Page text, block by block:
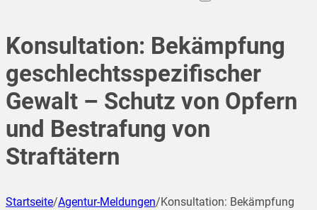
Konsultation: Bekämpfung
geschlechtsspezifischer
Gewalt – Schutz von Opfern
und Bestrafung von
Straftätern
Startseite/Agentur-Meldungen/Konsultation: Bekämpfung